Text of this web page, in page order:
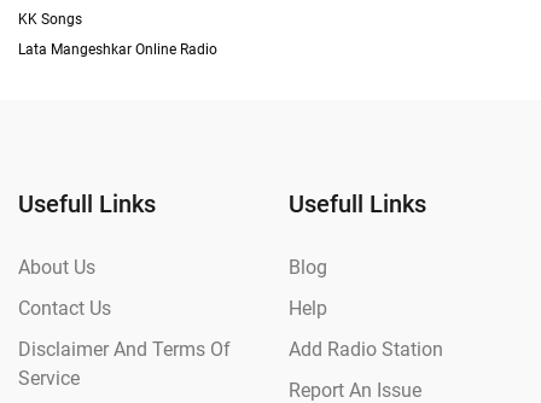
KK Songs
Lata Mangeshkar Online Radio
Usefull Links
About Us
Contact Us
Disclaimer And Terms Of
Service
Usefull Links
Blog
Help
Add Radio Station
Report An Issue